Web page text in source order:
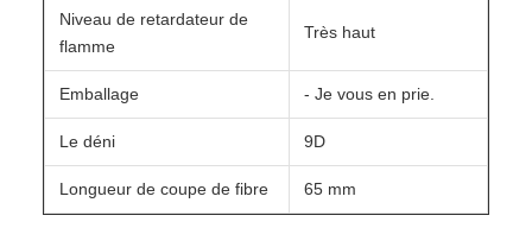
Niveau de retardateur de
flamme
Très haut
Emballage - Je vous en prie.
Le déni 9D
Longueur de coupe de fibre 65 mm